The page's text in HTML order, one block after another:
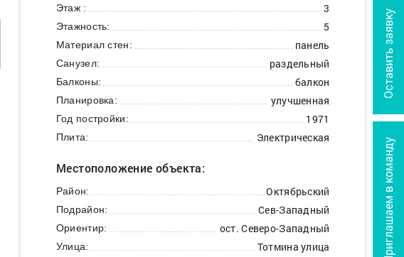
Приглашаем в команду
Оставить заявку
Этаж : 3
Этажность: 5
Материал стен: панель
Санузел: раздельный
Балконы: балкон
Планировка: улучшенная
Год постройки: 1971
Плита: Электрическая
Местоположение объекта:
Район: Октябрьский
Подрайон: Сев-Западный
Ориентир: ост. Северо-Западный
Улица: Тотмина улица